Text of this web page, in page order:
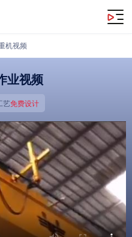
机视频
业视频
艺免费设计